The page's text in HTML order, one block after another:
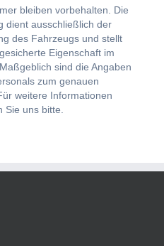
bleiben vorbehalten. Die
dient ausschließlich der
des Fahrzeugs und stellt
Eigenschaft im
sind die Angaben
zum genauen
weitere Informationen
Sie uns bitte.